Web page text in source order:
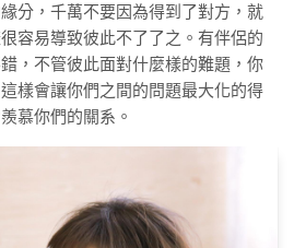
分，千萬不要因為得到了對方，就
容易導致彼此不了了之。有伴侶的
，不管彼此面對什麼樣的難題，你
樣會讓你們之間的問題最大化的得
慕你們的關系。